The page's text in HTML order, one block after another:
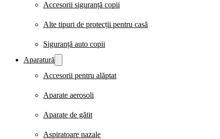
Accesorii siguranță copii
Alte tipuri de protecții pentru casă
Siguranță auto copii
Aparatură
Accesorii pentru alăptat
Aparate aerosoli
Aparate de gătit
Aspiratoare nazale